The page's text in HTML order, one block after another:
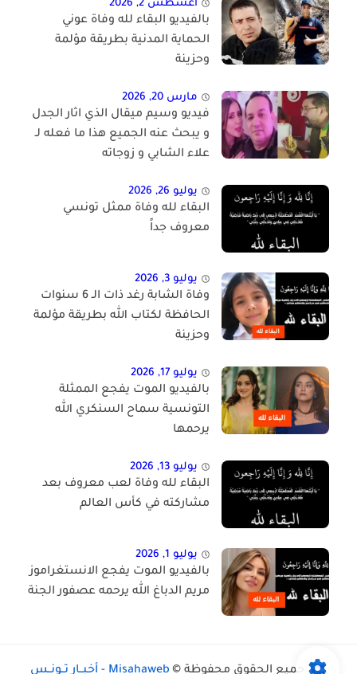
أغسطس 2, 2026
بالفيديو البقاء لله وفاة عوني
الحماية المدنية بطريقة مؤلمة
وحزينة
مارس 20, 2026
فيديو وسيم ميقال الذي اثار الجدل
و يبحث عنه الجميع هذا ما فعله لـ
علاء الشابي و زوجاته
يوليو 26, 2026
البقاء لله وفاة ممثل تونسي
معروف جداً
يوليو 3, 2026
وفاة الشابة رغد ذات الـ 6 سنوات
الحافظة لكتاب الله بطريقة مؤلمة
وحزينة
يوليو 17, 2026
بالفيديو الموت يفجع الممثلة
التونسية سماح السنكري الله
يرحمها
يوليو 13, 2026
البقاء لله وفاة لعب معروف بعد
مشاركته في كأس العالم
يوليو 1, 2026
بالفيديو الموت يفجع الانستغراموز
مريم الدباغ الله يرحمه عصفور الجنة
جميع الحقوق محفوظة © Misahaweb - أخبــار تــونــس